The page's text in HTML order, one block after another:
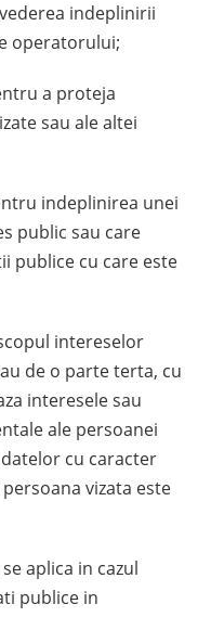
indeplinirii
operatorului;
a proteja
sau ale altei
indeplinirea unei
public sau care
publice cu care este
intereselor
de o parte terta, cu
interesele sau
ale persoanei
cu caracter
vizata este
aplica in cazul
publice in